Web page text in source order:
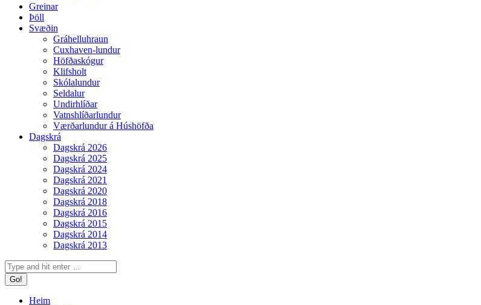
Greinar
Þöll
Svæðin
Gráhelluhraun
Cuxhaven-lundur
Höfðaskógur
Klifsholt
Skólalundur
Seldalur
Undirhlíðar
Vatnshlíðarlundur
Værðarlundur á Húshöfða
Dagskrá
Dagskrá 2026
Dagskrá 2025
Dagskrá 2024
Dagskrá 2021
Dagskrá 2020
Dagskrá 2018
Dagskrá 2016
Dagskrá 2015
Dagskrá 2014
Dagskrá 2013
Search:
Heim